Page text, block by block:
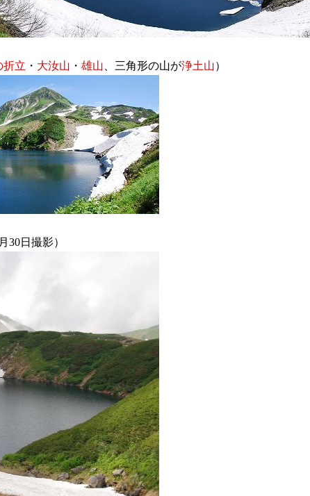
折立 ・ 大汝山 ・ 雄山 、三角形の山が浄土山）
30日撮影）